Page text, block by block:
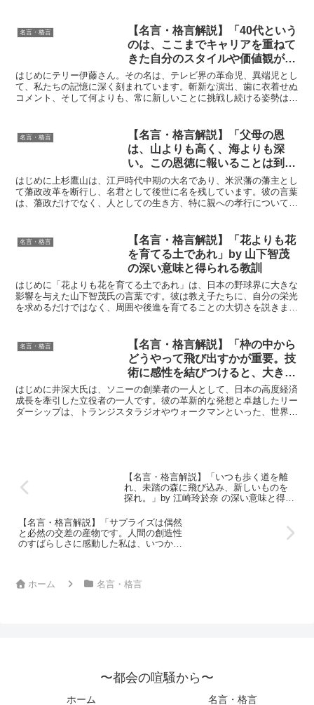
名言・格言
【名言・格言解説】「40代という
のは、ここまでキャリアを重ねて
きた自分のスタイルや価値観が武
器。」by テリー伊藤の深い意味
と得られる教訓
はじめにテリー伊藤さん。その名は、テレビ界の革命児、異端児とし
て、私たちの記憶に深く刻まれています。斬新な演出、歯に衣着せぬ
コメント、そして何よりも、常に新しいことに挑戦し続ける姿勢は、
名言・格言
【名言・格言解説】「父母の恩
は、山よりも高く、海よりも深
い。この恩徳に報いることは到底
できないが、せめてその万分の一
だけでもと力の限り努めることを
孝行という。」by 上杉鷹山の深
はじめに上杉鷹山は、江戸時代中期の大名であり、米沢藩の藩主とし
て藩政改革を断行し、名君として後世に名を残しています。彼の言葉
は、藩政だけでなく、人としての生き方、特に親への孝行について深
名言・格言
【名言・格言解説】「花よりも花
を育てる土であれ」by 山下智茂
の深い意味と得られる教訓
はじめに「花よりも花を育てる土であれ」は、日本の野球界に大きな
影響を与えた山下智茂氏の言葉です。彼は教え子たちに、自分の栄光
を求めるだけではなく、周囲や後進を育てることの大切さを説きまし
名言・格言
【名言・格言解説】「枠の中から
どうやって飛び出すかが重要。技
術に感性を結びつけると、大きな
飛躍ができる。」by 井深大の深
い意味と得られる教訓
はじめに井深大氏は、ソニーの創業者の一人として、日本の高度経済
成長を牽引した立役者の一人です。彼の革新的な発想と卓越したリー
ダーシップは、トランジスタラジオやウォークマンといった、世界を
【名言・格言解説】「いつも歩く道を離
れ、未踏の森に飛び込み、新しいものを
探れ。」by 江崎玲於奈 の深い意味と得ら
【名言・格言解説】「サプライズは偶然
と必然の交差の産物です。人間の創造性
のすばらしさに感動した私は、いつかは
さなことでもよい、人がやらないことを
ホーム 名言・格言
〜都会の喧騒から〜
ホーム 名言・格言